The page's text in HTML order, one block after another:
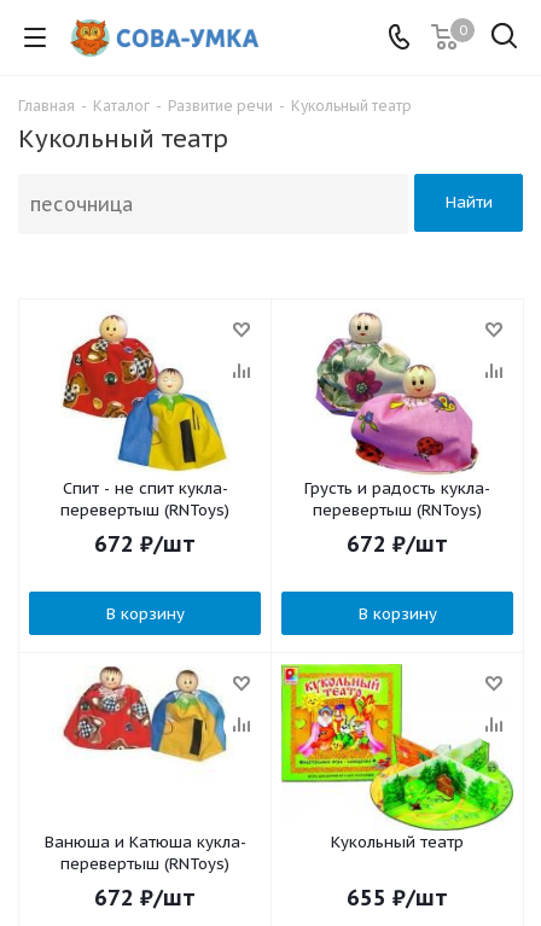
0
Главная - Каталог - Развитие речи - Кукольный театр
Кукольный театр
Найти
Спит - не спит кукла-
перевертыш (RNToys)
672 ₽/шт
В корзину
Грусть и радость кукла-
перевертыш (RNToys)
672 ₽/шт
В корзину
Ванюша и Катюша кукла-
перевертыш (RNToys)
672 ₽/шт
Кукольный театр
655 ₽/шт